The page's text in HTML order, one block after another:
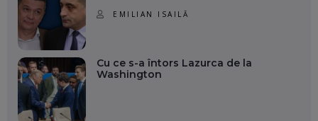
EMILIAN ISAILĂ
Cu ce s-a întors Lazurca de la
Washington